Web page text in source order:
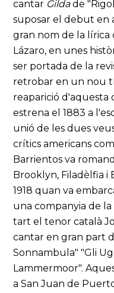
cantar Gildade
suposar el debut
gran nom de la lírica
Lázaro, en unes
ser portada de la
retrobar en un nou
reaparició d'aquesta
estrena el 1883 a
unió de les dues
crítics americans
Barrientos va
Brooklyn, Filadèlfia i
1918 quan va
una companyia de
tart el tenor català
cantar en gran part
Sonnambula" "Gli
Lammermoor".
a San Juan de